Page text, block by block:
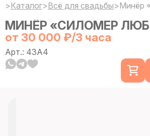
>Каталог>Всё для свадьбы>Минёр
МИНЁР «СИЛОМЕР
от 30 000 ₽/3 часа
Арт.: 43A4